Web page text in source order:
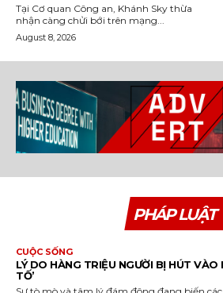
Tại Cơ quan Công an, Khánh Sky thừa
nhận càng chửi bới trên mạng...
August 8, 2026
PHÁP LUẬT
CUỘC SỐNG
LÝ DO HÀNG TRIỆU NGƯỜI BỊ HÚT VÀO
TỐ’